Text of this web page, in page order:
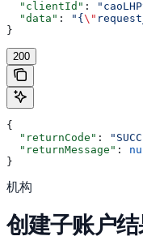
  "clientId"
:
  "data"
: "{ \"
}
200
{
  "returnCode"
:
  "returnMessage"
:
}
机构
创建子账户